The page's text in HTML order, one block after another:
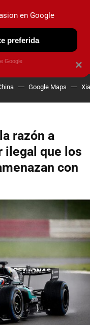
OBSERVATORIO
Google Maps
razón a
ilegal que los
con
×
en Google
preferida
Google